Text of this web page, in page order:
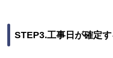
STEP3.工事日が確定す